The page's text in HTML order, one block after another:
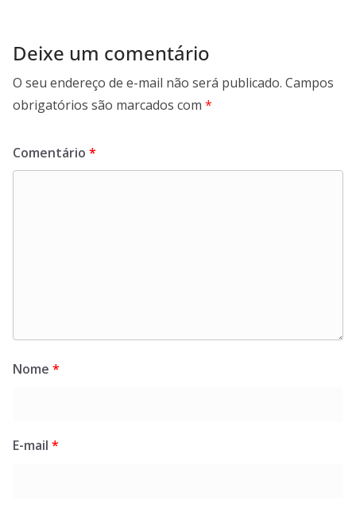
Deixe um comentário
O seu endereço de e-mail não será publicado. Campos
obrigatórios são marcados com *
Comentário *
Nome *
E-mail *